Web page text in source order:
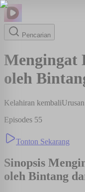
Pencarian
Mengingat
oleh
Kelahiran kembali
Episodes 55
Tonton Sekarang
Sinopsis
oleh Bintang